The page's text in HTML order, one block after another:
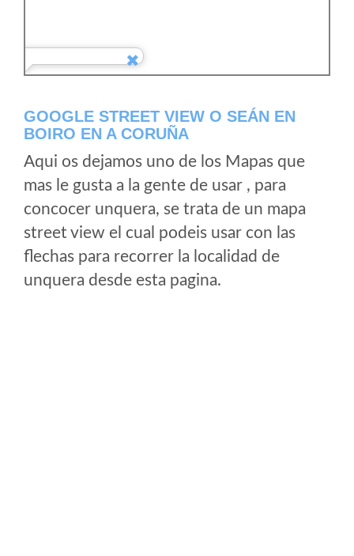
GOOGLE STREET VIEW O SEÁN EN
BOIRO EN A CORUÑA
Aqui os dejamos uno de los Mapas que
mas le gusta a la gente de usar , para
concocer unquera, se trata de un mapa
street view el cual podeis usar con las
flechas para recorrer la localidad de
unquera desde esta pagina.